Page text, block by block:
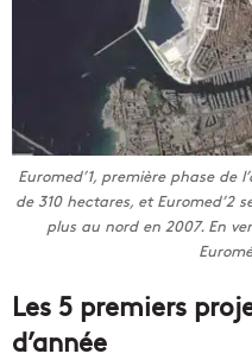
Euromed’1, première phase de
de 310 hectares, et Euromed’2
plus au nord en 2007. En
Les 5 premiers
d’année